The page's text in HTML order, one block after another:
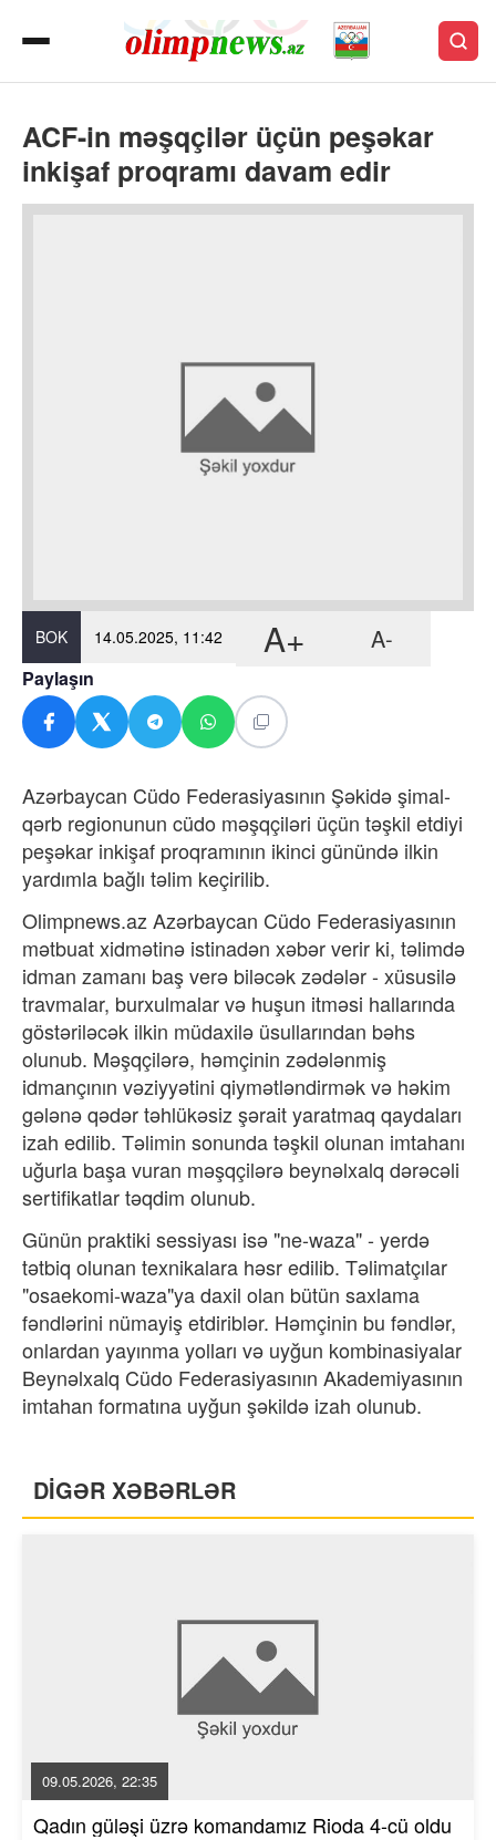
ACF-in məşqçilər üçün peşəkar
inkişaf proqramı davam edir
BOK 14.05.2025, 11:42 A+ A-
Paylaşın
Azərbaycan Cüdo Federasiyasının Şəkidə şimal-
qərb regionunun cüdo məşqçiləri üçün təşkil etdiyi
peşəkar inkişaf proqramının ikinci günündə ilkin
yardımla bağlı təlim keçirilib.
Olimpnews.az Azərbaycan Cüdo Federasiyasının
mətbuat xidmətinə istinadən xəbər verir ki, təlimdə
idman zamanı baş verə biləcək zədələr - xüsusilə
travmalar, burxulmalar və huşun itməsi hallarında
göstəriləcək ilkin müdaxilə üsullarından bəhs
olunub. Məşqçilərə, həmçinin zədələnmiş
idmançının vəziyyətini qiymətləndirmək və həkim
gələnə qədər təhlükəsiz şərait yaratmaq qaydaları
izah edilib. Təlimin sonunda təşkil olunan imtahanı
uğurla başa vuran məşqçilərə beynəlxalq dərəcəli
sertifikatlar təqdim olunub.
Günün praktiki sessiyası isə "ne-waza" - yerdə
tətbiq olunan texnikalara həsr edilib. Təlimatçılar
"osaekomi-waza"ya daxil olan bütün saxlama
fəndlərini nümayiş etdiriblər. Həmçinin bu fəndlər,
onlardan yayınma yolları və uyğun kombinasiyalar
Beynəlxalq Cüdo Federasiyasının Akademiyasının
imtahan formatına uyğun şəkildə izah olunub.
DİGƏR XƏBƏRLƏR
09.05.2026, 22:35
Qadın güləşi üzrə komandamız Rioda 4-cü oldu